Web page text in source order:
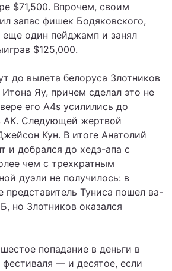
$71,500. Впрочем, своим
запас фишек Бодяковского,
один пейджамп и занял
$125,000.
до вылета белоруса Злотников
Яу, причем сделал это не
его A4s усилились до
AK. Следующей жертвой
Кун. В итоге Анатолий
и добрался до хедз-апа с
чем с трехкратным
дуэли не получилось: в
представитель Туниса пошел ва-
но Злотников оказался
попадание в деньги в
— и десятое, если